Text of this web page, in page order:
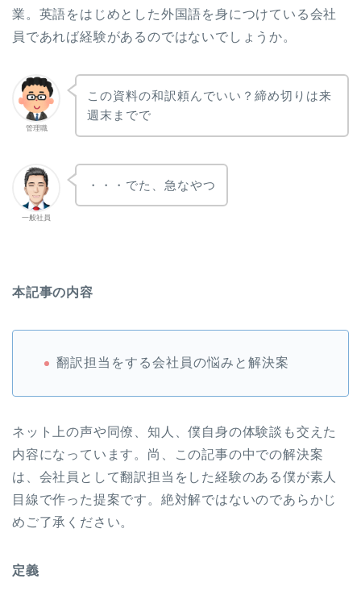
業。英語をはじめとした外国語を身につけている会社
員であれば経験があるのではないでしょうか。
管理職
この資料の和訳頼んでいい？締め切りは来
週末までで
一般社員
・・・でた、急なやつ
本記事の内容
翻訳担当をする会社員の悩みと解決案
ネット上の声や同僚、知人、僕自身の体験談も交えた
内容になっています。尚、この記事の中での解決案
は、会社員として翻訳担当をした経験のある僕が素人
目線で作った提案です。絶対解ではないのであらかじ
めご了承ください。
定義